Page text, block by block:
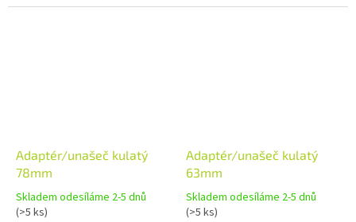
chytré domácnosti šetřit za
pomáhá ušetřit energii a
Adaptér/unašeč kulatý
78mm
Skladem odesíláme 2-5 dnů
(>5 ks)
Adaptér/unašeč kulatý
63mm
Skladem odesíláme 2-5 dnů
(>5 ks)